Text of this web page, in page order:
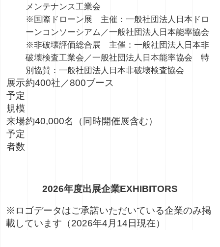
メンテナンス工業会
※国際ドローン展 主催：一般社団法人日本ドロ
ーンコンソーシアム／一般社団法人日本能率協会
※非破壊評価総合展 主催：一般社団法人日本非
破壊検査工業会／一般社団法人日本能率協会 特
別協賛：一般社団法人日本非破壊検査協会
展示
予定
規模
約400社／800ブース
来場
予定
者数
約40,000名（同時開催展含む）
2026年度出展企業EXHIBITORS
※ロゴデータはご承諾いただいている企業のみ掲
載しています（2026年4月14日現在）